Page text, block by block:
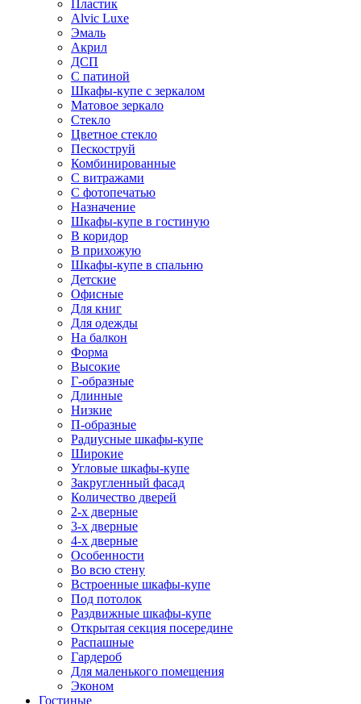
Пластик
Alvic Luxe
Эмаль
Акрил
ДСП
С патиной
Шкафы-купе с зеркалом
Матовое зеркало
Стекло
Цветное стекло
Пескоструй
Комбинированные
С витражами
С фотопечатью
Назначение
Шкафы-купе в гостиную
В коридор
В прихожую
Шкафы-купе в спальню
Детские
Офисные
Для книг
Для одежды
На балкон
Форма
Высокие
Г-образные
Длинные
Низкие
П-образные
Радиусные шкафы-купе
Широкие
Угловые шкафы-купе
Закругленный фасад
Количество дверей
2-х дверные
3-х дверные
4-х дверные
Особенности
Во всю стену
Встроенные шкафы-купе
Под потолок
Раздвижные шкафы-купе
Открытая секция посередине
Распашные
Гардероб
Для маленького помещения
Эконом
Гостиные